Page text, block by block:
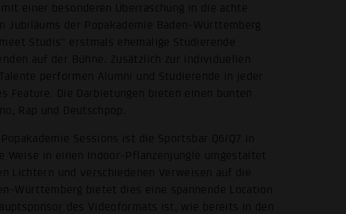
einer besonderen Überraschung in die achte
Jubiläums der Popakademie Baden-Württemberg
Studis" erstmals ehemalige Studierende
auf der Bühne. Zusätzlich zur individuellen
performen Alumni und Studierende in jeder
Feature. Die Darbietungen bieten einen bunten
Rap und Deutschpop.
Sessions ist die Sportsbar Q6/Q7 in
Weise in einen Indoor-Pflanzenjungle umgestaltet
Lichtern und verschiedenen Verweisen auf die
Württemberg bietet dies eine spannende Location
des Videoformats ist, wie bereits in den